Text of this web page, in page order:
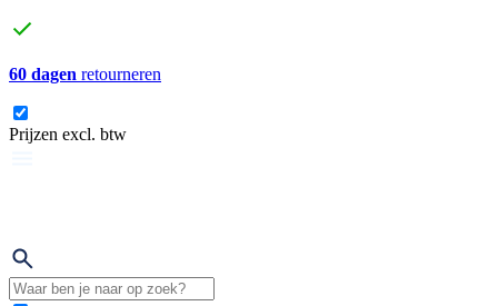
60 dagen retourneren
Prijzen excl. btw